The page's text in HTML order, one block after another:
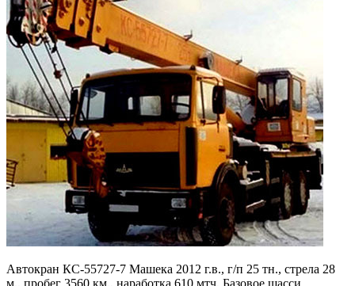
Автокран КС-55727-7 Машека 2012 г.в., г/п 25 тн., стрела 28
м., пробег 3560 км., наработка 610 мтч. Базовое шасси